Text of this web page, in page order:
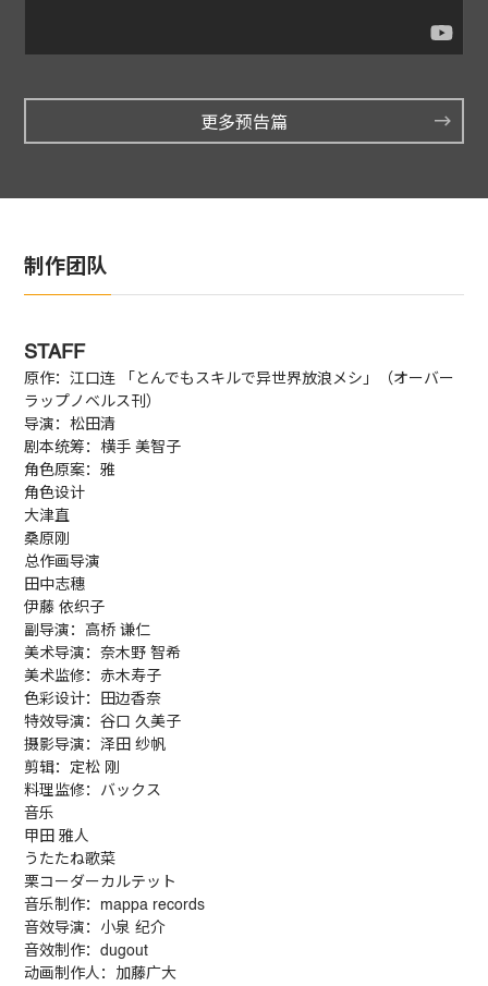
更多预告篇
制作团队
STAFF
原作：江口连 「とんでもスキルで异世界放浪メシ」（オーバー
ラップノベルス刊）
导演 ：松田清
剧本统筹 ：横手 美智子
角色原案：雅
角色设计
大津直
桑原刚
总作画导演
田中志穗
伊藤 依织子
副导演 ： 高桥 谦仁
美术导演 ：奈木野 智希
美术监修：赤木寿子
色彩设计：
田边香奈
特效导演 ：谷口 久美子
摄影导演 ：泽田 纱帆
剪辑： 定松 刚
料理监修： バックス
音乐
甲田 雅人
うたたね歌菜
栗コーダーカルテット
音乐制作： mappa records
音效导演 ： 小泉 纪介
音效制作：dugout
动画制作人 ： 加藤广大